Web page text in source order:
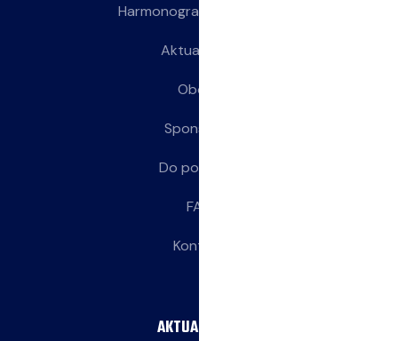
Harmonogram treningów
Aktualności
Obozy
Sponsorzy
Do pobrania
FAQ
Kontakt
AKTUALNOŚCI